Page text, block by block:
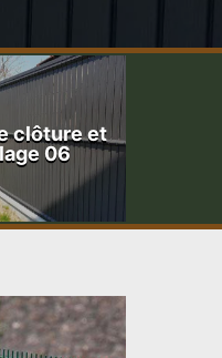
clôture et
06